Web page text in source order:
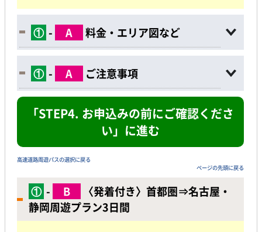
① - A 料金・エリア図など
① - A ご注意事項
「STEP4. お申込みの前にご確認くださ
い」に進む
高速道路周遊パスの選択に戻る
ページの先頭に戻る
① - B
〈発着付き〉首都圏⇒名古屋・
静岡周遊プラン3日間